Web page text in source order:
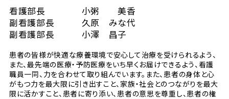
看護部長 小粥 美香
副看護部長 久原 みな代
副看護部長 小澤 昌子
患者の皆様が快適な療養環境で安心して治療を受けられるよう、
また、最先端の医療・予防医療をいち早くお届けできるよう、看護
職員一同、力を合わせて取り組んでいます。また、患者の身体と心
がもつ力を最大限に引き出すこと、家族・社会とのつながりを最大
限に活かすこと、患者に寄り添い、患者の意思を尊重し、患者の権